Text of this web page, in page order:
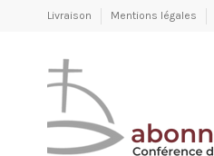
Panneau de gestion des cookies
Livraison Mentions légales